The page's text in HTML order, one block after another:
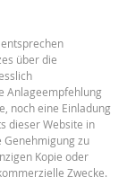
über die
Anlageempfehlung
noch eine Einladung
dieser Website in
zu
Kopie oder
Zwecke.